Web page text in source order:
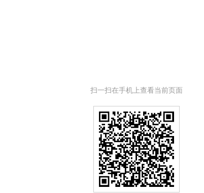
扫一扫在手机上查看当前页面